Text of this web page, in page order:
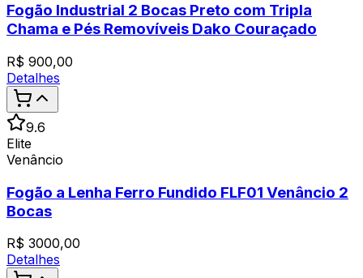
Fogão Industrial 2 Bocas Preto com Tripla
Chama e Pés Removíveis Dako Couraçado
R$ 900,00
Detalhes
9.6
Elite
Venâncio
Fogão a Lenha Ferro Fundido FLF01 Venâncio 2
Bocas
R$ 3000,00
Detalhes